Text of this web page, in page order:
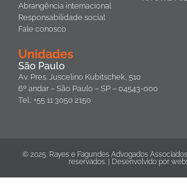
Abrangência internacional
Responsabilidade social
Fale conosco
Unidades
São Paulo
Av. Pres. Juscelino Kubitschek, 510
6º andar – São Paulo – SP – 04543-000
Tel.: +55 11 3050 2150
© 2025. Rayes e Fagundes Advogados
reservados. | Desenvolvido por